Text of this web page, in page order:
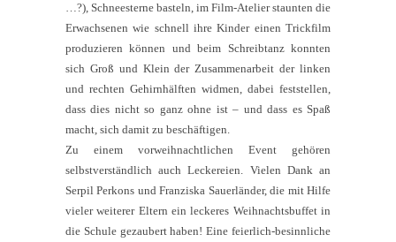
…?), Schneesterne basteln, im Film-Atelier staunten die
Erwachsenen wie schnell ihre Kinder einen Trickfilm
produzieren können und beim Schreibtanz konnten
sich Groß und Klein der Zusammenarbeit der linken
und rechten Gehirnhälften widmen, dabei feststellen,
dass dies nicht so ganz ohne ist – und dass es Spaß
macht, sich damit zu beschäftigen.
Zu einem vorweihnachtlichen Event gehören
selbstverständlich auch Leckereien. Vielen Dank an
Serpil Perkons und Franziska Sauerländer, die mit Hilfe
vieler weiterer Eltern ein leckeres Weihnachtsbuffet in
die Schule gezaubert haben! Eine feierlich-besinnliche